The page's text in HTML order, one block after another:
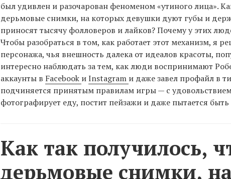
был удивлен и разочарован феноменом «утиного лица».
дерьмовые снимки, на которых девушки дуют губы и
приносят тысячу фолловеров и лайков? Почему у этих
Чтобы разобраться в том, как работает этот механизм, я
персонажа, чья внешность далека от идеалов красоты,
интересно наблюдать за тем, как люди воспринимают
аккаунты в Facebook иInstagram и даже завел профайл в
подчиняется принятым правилам игры — с
фотографирует еду, постит пейзажи и даже пытается
Как так получилось,
дерьмовые снимки,